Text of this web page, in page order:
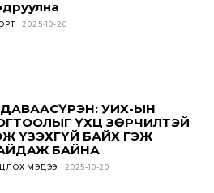
2025-10-20
УИХ-ЫН
ҮХЦ ЗӨРЧИЛТЭЙ
ҮЗЭХГҮЙ БАЙХ ГЭЖ
БАЙНА
МЭДЭЭ 2025-10-20